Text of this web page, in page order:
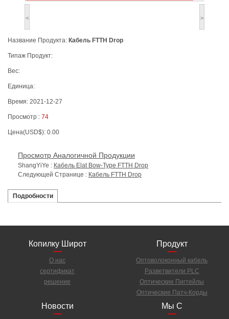
< >
Название Продукта: Кабель FTTH Drop
Типаж Продукт:
Вес:
Единица:
Время: 2021-12-27
Просмотр : 74
Цена(USD$): 0.00
Просмотр Аналогичной Продукции
ShangYiYe : Кабель Elat Bow-Type FTTH Drop
Следующей Странице : Кабель FTTH Drop
Подробности
Копилку Широт
О нас
сертификат
решение
Продукт
Оптоволоконный кабель
Разветвители PLC
Оптические Пигтейлы
Оптические Патч-Корды
Новости Мы С